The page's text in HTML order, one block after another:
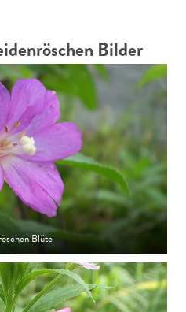
Bilder
Blüte